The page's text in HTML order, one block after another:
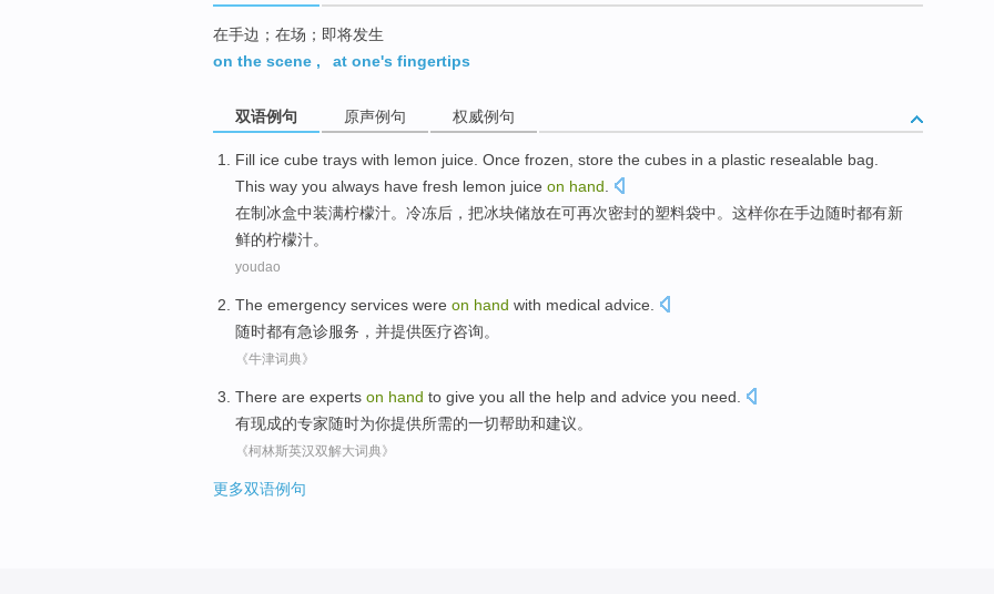
在手边；在场；即将发生
on the scene , at one's fingertips
双语例句 原声例句 权威例句
Fill ice cube trays with lemon juice. Once frozen, store the cubes in a plastic resealable bag.
This way you always have fresh lemon juice on hand.
在制冰盒中装满柠檬汁。 冷冻后 ， 把冰块储放在可再次密封的塑料袋中。 这样你在手边随时都有新
鲜的柠檬汁。
youdao
The emergency services were on hand with medical advice
随时都有急诊服务 ，并提供医疗咨询。
《牛津词典》
There are experts on hand to give you all the help and advice you need
有现成的专家随时为你提供所需的一切帮助和建议。
《柯林斯英汉双解大词典》
更多双语例句